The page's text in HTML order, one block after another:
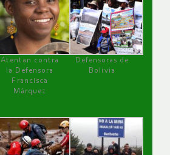
Atentan contra
la Defensora
Francisca
Márquez
Defensoras de
Bolivia